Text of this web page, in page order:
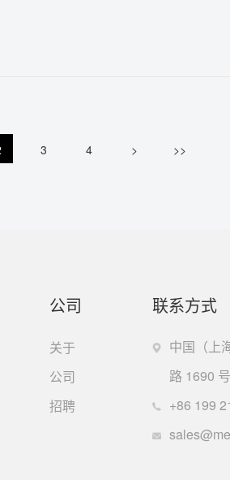
3 4 > >>
公司
关于
公司
招聘
联系方式
中国（上
路 1690
+86 199